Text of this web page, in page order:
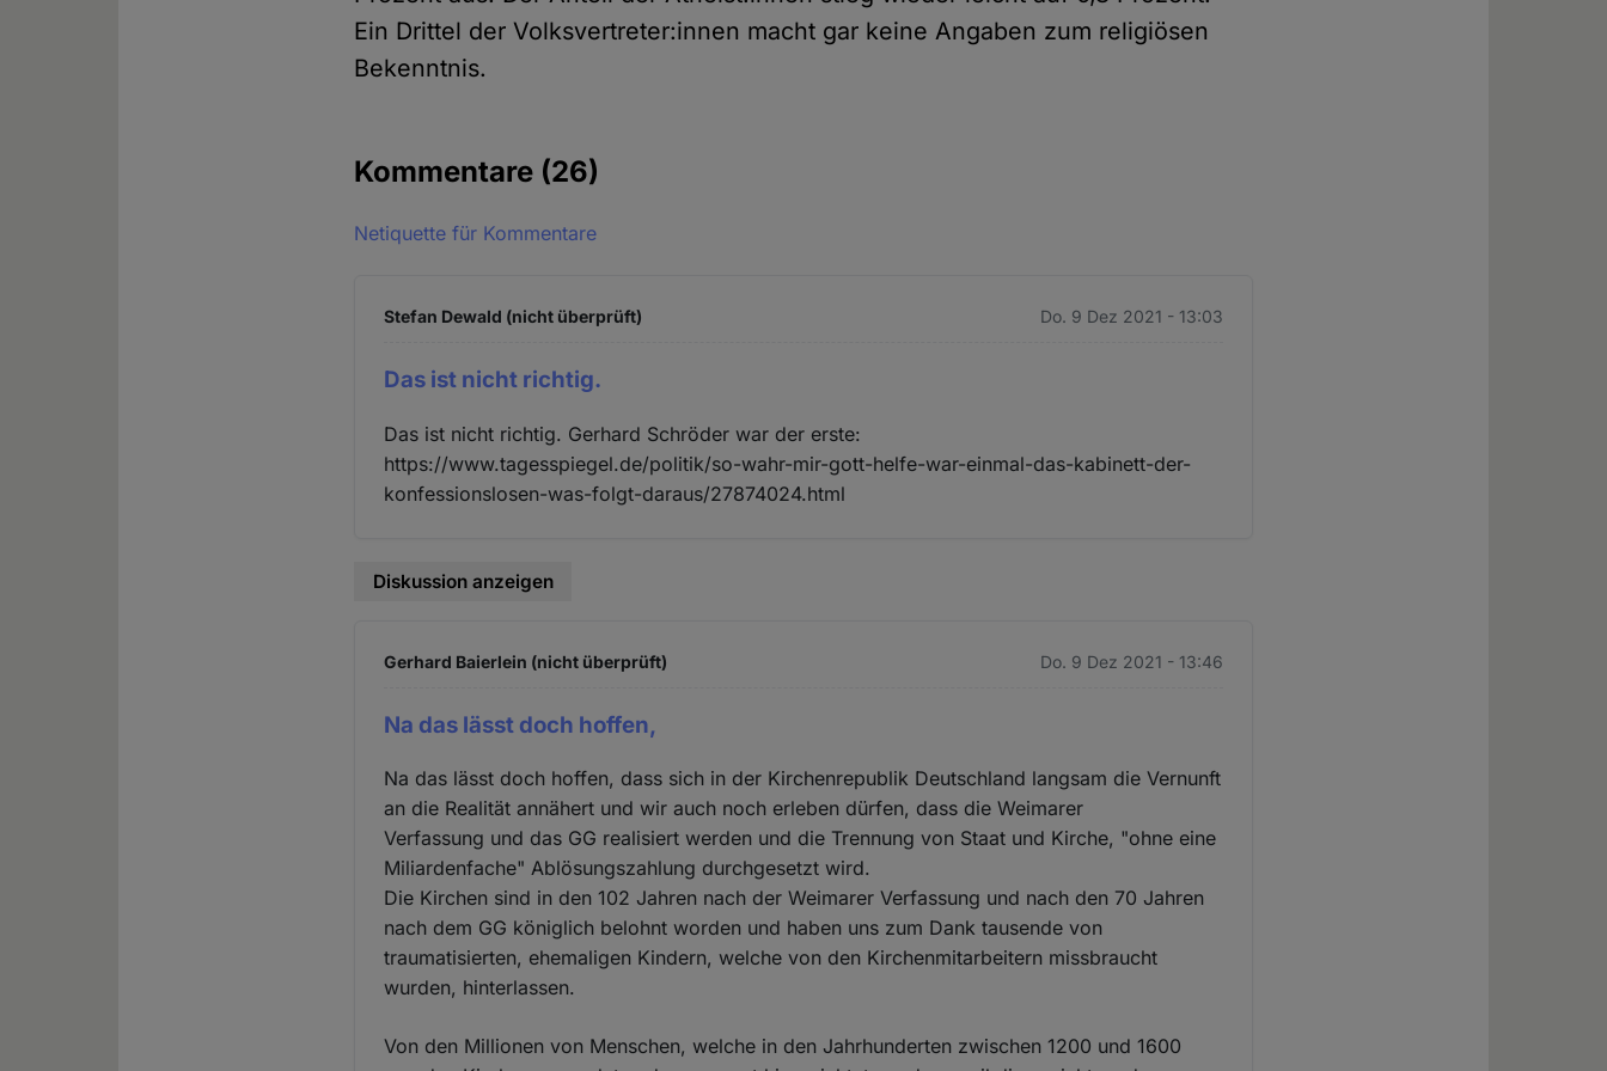
Ein Drittel der Volksvertreter:innen macht gar keine Angaben zum religiösen
Bekenntnis.
Kommentare (26)
Netiquette für Kommentare
Stefan Dewald (nicht überprüft) Do. 9 Dez 2021 - 13:03
Das ist nicht richtig.
Das ist nicht richtig. Gerhard Schröder war der erste:
https://www.tagesspiegel.de/politik/so-wahr-mir-gott-helfe-war-einmal-das-kabinett-der-
konfessionslosen-was-folgt-daraus/27874024.html
Diskussion anzeigen
Gerhard Baierlein (nicht überprüft) Do. 9 Dez 2021 - 13:46
Na das lässt doch hoffen,
Na das lässt doch hoffen, dass sich in der Kirchenrepublik Deutschland langsam die Vernunft
an die Realität annähert und wir auch noch erleben dürfen, dass die Weimarer
Verfassung und das GG realisiert werden und die Trennung von Staat und Kirche, "ohne eine
Miliardenfache" Ablösungszahlung durchgesetzt wird.
Die Kirchen sind in den 102 Jahren nach der Weimarer Verfassung und nach den 70 Jahren
nach dem GG königlich belohnt worden und haben uns zum Dank tausende von
traumatisierten, ehemaligen Kindern, welche von den Kirchenmitarbeitern missbraucht
wurden, hinterlassen.
Von den Millionen von Menschen, welche in den Jahrhunderten zwischen 1200 und 1600